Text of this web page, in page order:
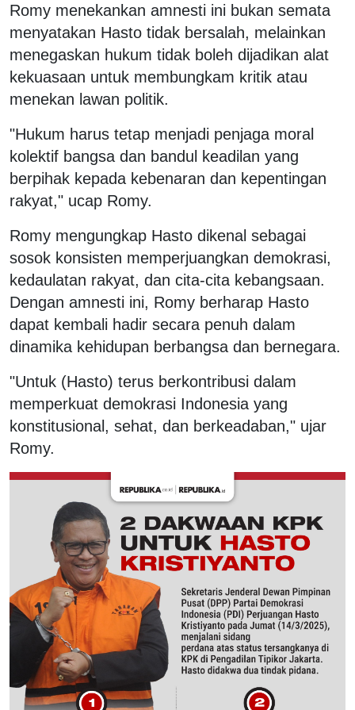
Romy menekankan amnesti ini bukan semata
menyatakan Hasto tidak bersalah, melainkan
menegaskan hukum tidak boleh dijadikan alat
kekuasaan untuk membungkam kritik atau
menekan lawan politik.
"Hukum harus tetap menjadi penjaga moral
kolektif bangsa dan bandul keadilan yang
berpihak kepada kebenaran dan kepentingan
rakyat," ucap Romy.
Romy mengungkap Hasto dikenal sebagai
sosok konsisten memperjuangkan demokrasi,
kedaulatan rakyat, dan cita-cita kebangsaan.
Dengan amnesti ini, Romy berharap Hasto
dapat kembali hadir secara penuh dalam
dinamika kehidupan berbangsa dan bernegara.
"Untuk (Hasto) terus berkontribusi dalam
memperkuat demokrasi Indonesia yang
konstitusional, sehat, dan berkeadaban," ujar
Romy.